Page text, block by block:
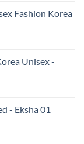
Fashion Korea
Unisex -
- Eksha 01